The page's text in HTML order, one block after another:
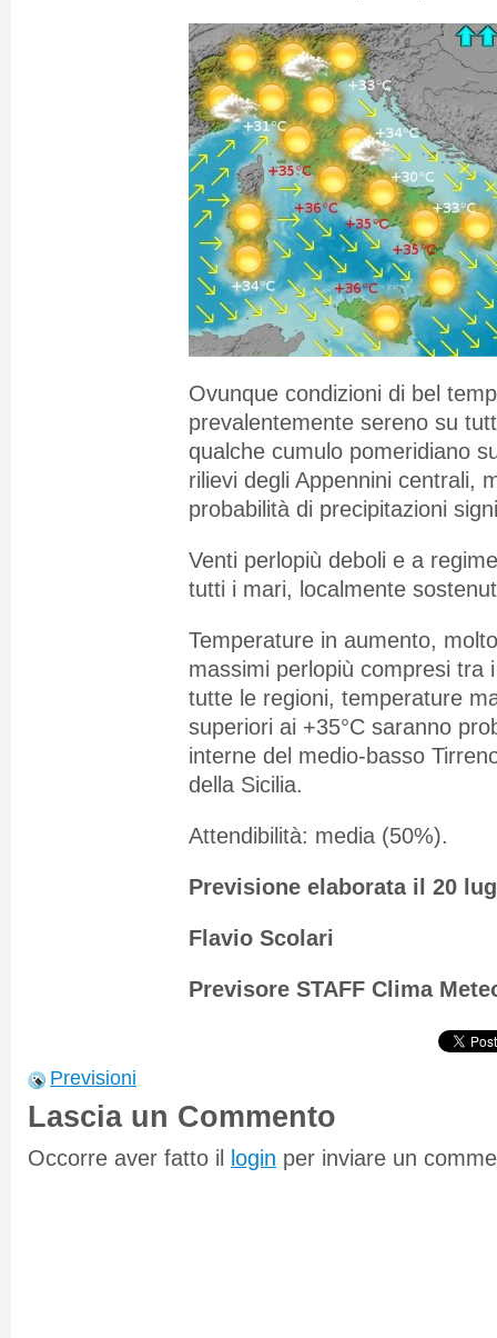
Ovunque condizioni di bel
prevalentemente sereno su
qualche cumulo pomeridiano
rilievi degli Appennini centrali,
probabilità di precipitazioni
Venti perlopiù deboli e a
tutti i mari, localmente
Temperature in aumento,
massimi perlopiù compresi tra
tutte le regioni, temperature
superiori ai +35°C saranno
interne del medio-basso
della Sicilia.
Attendibilità: media (50%).
Previsione elaborata il 20
Flavio Scolari
Previsore STAFF Clima
Previsioni
Lascia un Commento
Occorre aver fatto il login per inviare un